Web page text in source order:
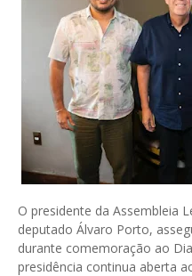
O presidente da Assembleia
deputado Álvaro Porto,
durante comemoração ao
presidência continua aberta